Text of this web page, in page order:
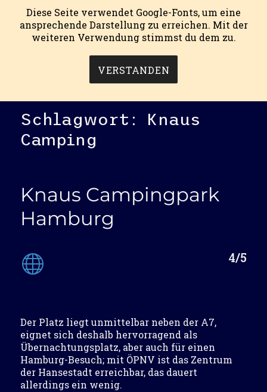
mein campingblog. MENÜ
Schlagwort: Knaus
Camping
Knaus Campingpark
Hamburg
4/5
Der Platz liegt unmittelbar neben der A7,
eignet sich deshalb hervorragend als
Übernachtungsplatz, aber auch für einen
Hamburg-Besuch; mit ÖPNV ist das Zentrum
der Hansestadt erreichbar, das dauert
allerdings ein wenig.
Diese Seite verwendet Google-Fonts, um eine
ansprechende Darstellung zu erreichen. Mit der
weiteren Verwendung stimmst du dem zu.
VERSTANDEN